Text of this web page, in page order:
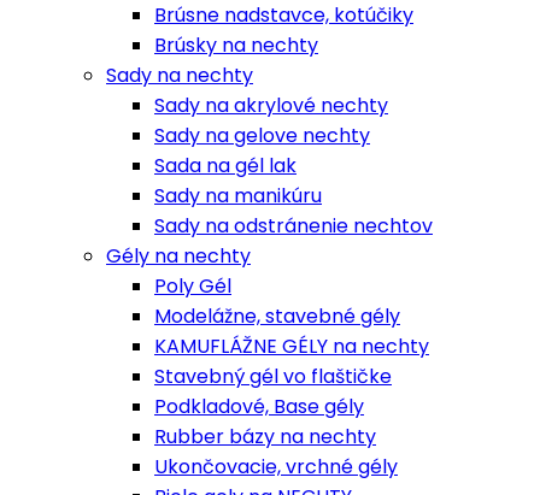
Brúsne nadstavce, kotúčiky
Brúsky na nechty
Sady na nechty
Sady na akrylové nechty
Sady na gelove nechty
Sada na gél lak
Sady na manikúru
Sady na odstránenie nechtov
Gély na nechty
Poly Gél
Modelážne, stavebné gély
KAMUFLÁŽNE GÉLY na nechty
Stavebný gél vo flaštičke
Podkladové, Base gély
Rubber bázy na nechty
Ukončovacie, vrchné gély